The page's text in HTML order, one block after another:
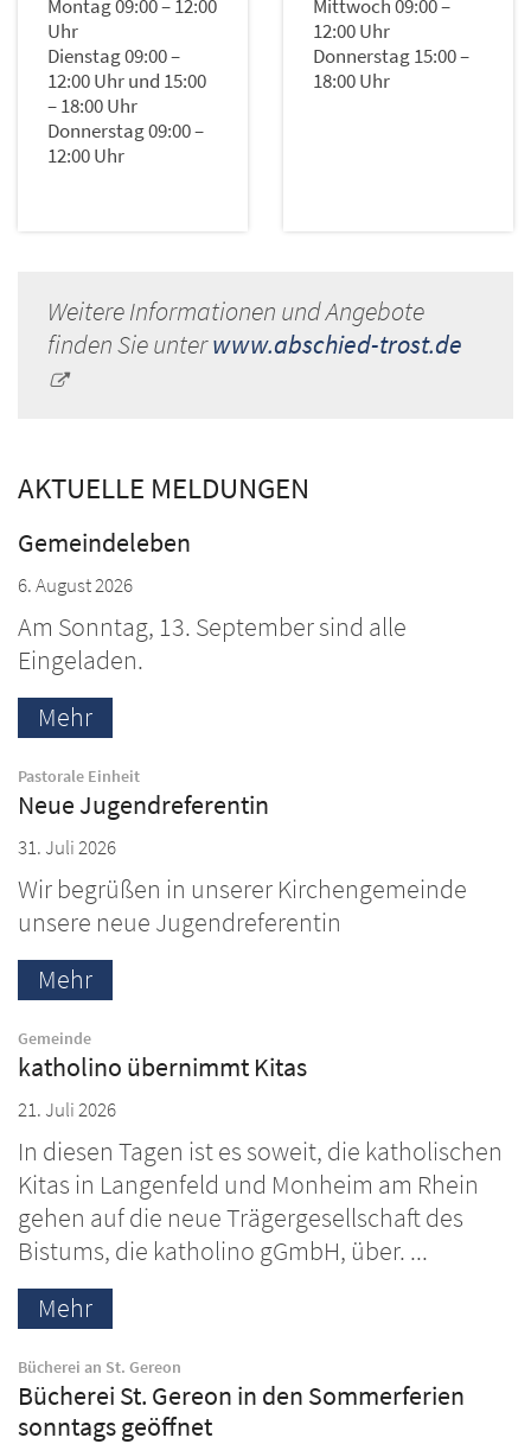
Montag 09:00 – 12:00
Uhr
Dienstag 09:00 –
12:00 Uhr und 15:00
– 18:00 Uhr
Donnerstag 09:00 –
12:00 Uhr
Mittwoch 09:00 –
12:00 Uhr
Donnerstag 15:00 –
18:00 Uhr
Weitere Informationen und Angebote
finden Sie unterwww.abschied-trost.de
AKTUELLE MELDUNGEN
Gemeindeleben
6. August 2026
Am Sonntag, 13. September sind alle
Eingeladen.
Mehr
Pastorale Einheit:
Neue Jugendreferentin
31. Juli 2026
Wir begrüßen in unserer Kirchengemeinde
unsere neue Jugendreferentin
Mehr
Gemeinde:
katholino übernimmt Kitas
21. Juli 2026
In diesen Tagen ist es soweit, die katholischen
Kitas in Langenfeld und Monheim am Rhein
gehen auf die neue Trägergesellschaft des
Bistums, die katholino gGmbH, über. ...
Mehr
Bücherei an St. Gereon
Bücherei St. Gereon in den Sommerferien
sonntags geöffnet